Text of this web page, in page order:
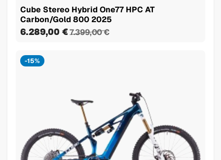
Cube Stereo Hybrid One77 HPC AT
Carbon/Gold 800 2025
6.289,00 € 7.399,00 €
-15%